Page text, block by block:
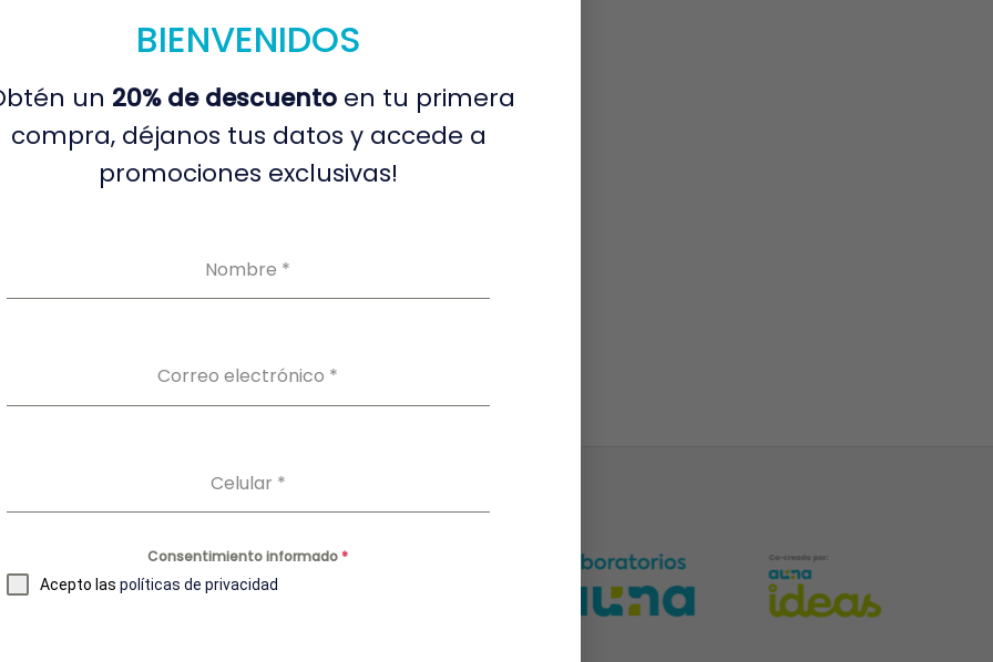
BIENVENIDOS
un 20% de descuento en tu primera
compra, déjanos tus datos y accede a
promociones exclusivas!
Nombre *
Correo electrónico *
Celular *
Consentimiento informado*
Acepto las políticas de privacidad
Nuestros Productos
Auto-toma